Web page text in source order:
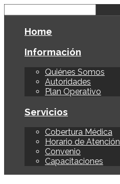
Home
Información
Quiénes Somos
Autoridades
Plan Operativo
Servicios
Cobertura Médica
Horario de Atención
Convenio
Capacitaciones